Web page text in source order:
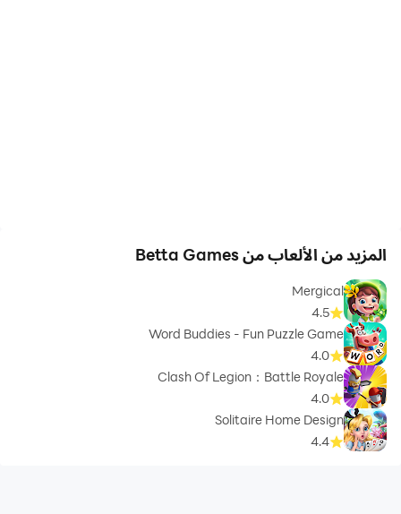
المزيد من الألعاب من Betta Games
Mergical
4.5
Word Buddies - Fun Puzzle Game
4.0
Clash Of Legion：Battle Royale
4.0
Solitaire Home Design
4.4